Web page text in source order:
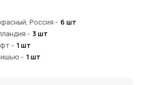
подойдёт для любых случаев: от
с успешным
Он способен украсить любое
порадовать вас в повседневной
особенности букета
Россия - 6 шт
- 3 шт
- 1 шт
- 1 шт